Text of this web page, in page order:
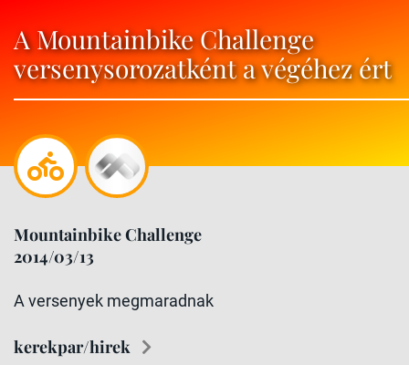
A Mountainbike Challenge
versenysorozatként a végéhez ért
Mountainbike Challenge
2014/03/13
A versenyek megmaradnak
kerekpar/hirek